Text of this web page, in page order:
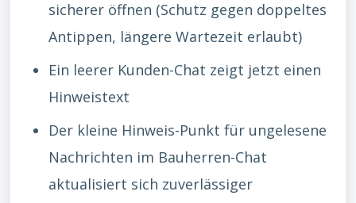
sicherer öffnen (Schutz gegen doppeltes
Antippen, längere Wartezeit erlaubt)
Ein leerer Kunden-Chat zeigt jetzt einen
Hinweistext
Der kleine Hinweis-Punkt für ungelesene
Nachrichten im Bauherren-Chat
aktualisiert sich zuverlässiger